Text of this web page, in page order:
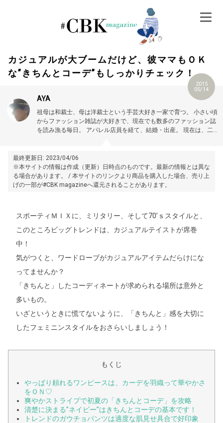
カジュアルが大ブームだけど、彼ママもＯＫ
な”きちんとコーデ”もしっかりチェック！
2015
05/14
AYA
祖母は和裁士、母は洋裁士という手芸大好き一家で育つ。
小さい頃
からファッション雑誌が大好きで、現在でも数多のファッション誌
を読み漁る毎日。
アパレル店員を経て、結婚・出産。
現在は、二
最終更新日: 2023/04/06
※本サイトの情報は作成（更新）日時点のものです。最新の情報とは異な
る場合があります。 / 本サイトのリンクより商品を購入した場合、売り上
げの一部が#CBK magazineへ還元されることがあります。
スポーティＭＩＸに、ミリタリー、そして70’ｓスタイルと、
このところビッグトレンドは、カジュアルテイストが席巻
中！
気がつくと、ワードローブがカジュアルアイテムだらけにな
ってませんか？
「きちんと」したコーディネートが求められる場所は意外と
多いもの。
いざというときに慌てないように、「きちんと」感を大切に
したフェミニンスタイルをおさらいしましょう！
もくじ
やっぱり頼れるワンピースは、カーデを羽織って華やかさ
をＯＮ♡
爽やかストライプで初夏の「きちんとコーデ」を攻略
清楚に決まる”ネイビー”はきちんとコーデの基本です！
トレンドのガウチョパンツは適度な肌見せ具合で好印象